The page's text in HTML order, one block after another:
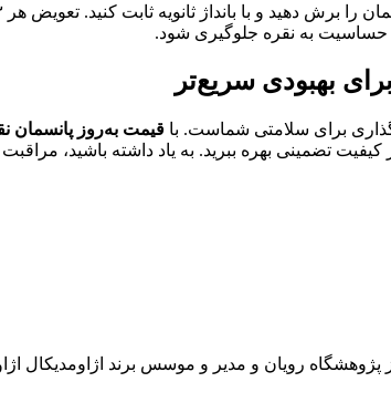
دهید و با بانداژ ثانویه ثابت کنید. تعویض هر ۳-۷ روز بر اساس ترشح. در
حساسیت به نقره جلوگیری شود.
بهبودی سریع‌تر
برای سلامتی شماست. با قیمت به‌روز پانسمان
کیفیت تضمینی بهره ببرید. به یاد داشته باشید،
رویان و مدیر و موسس برند اژاومدیکال